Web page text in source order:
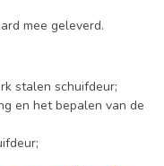
mee geleverd.
stalen schuifdeur;
en het bepalen van de